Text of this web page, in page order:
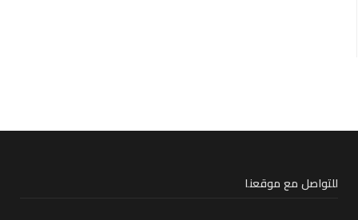
للتواصل مع موقعنا